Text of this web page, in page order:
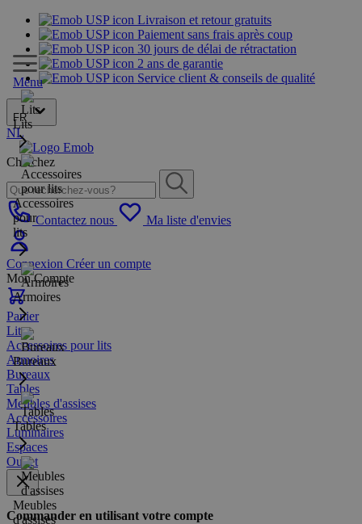
Livraison et retour gratuits
Paiement sans frais après coup
30 jours de délai de rétractation
2 ans de garantie
Service client & conseils de qualité
FR
NL
Cherchez
Contactez nous Ma liste d'envies
Connexion Créer un compte
Mon Compte
Panier
Menu
Lits
Accessoires
pour
lits
Armoires
Bureaux
Tables
Meubles
d'assises
Lits
Accessoires pour lits
Armoires
Bureaux
Tables
Meubles d'assises
Accessoires
Luminaires
Espaces
Outlet
Commander en utilisant votre compte